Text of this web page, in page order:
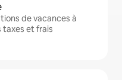
de vacances à
taxes et frais